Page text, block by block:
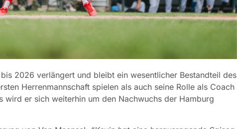
2026 verlängert und bleibt ein wesentlicher Bestandteil des
Herrenmannschaft spielen als auch seine Rolle als Coach
wird er sich weiterhin um den Nachwuchs der Hamburg